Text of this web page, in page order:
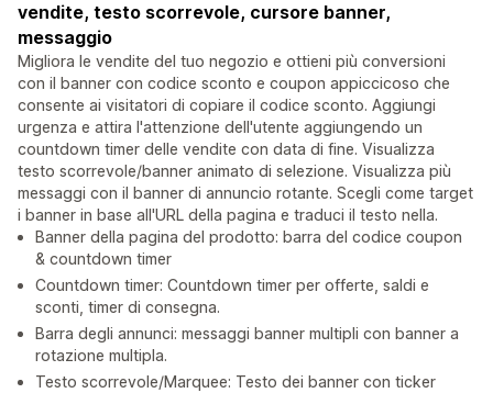
vendite, testo scorrevole, cursore banner,
messaggio
Migliora le vendite del tuo negozio e ottieni più conversioni
con il banner con codice sconto e coupon appiccicoso che
consente ai visitatori di copiare il codice sconto. Aggiungi
urgenza e attira l'attenzione dell'utente aggiungendo un
countdown timer delle vendite con data di fine. Visualizza
testo scorrevole/banner animato di selezione. Visualizza più
messaggi con il banner di annuncio rotante. Scegli come target
i banner in base all'URL della pagina e traduci il testo nella.
Banner della pagina del prodotto: barra del codice coupon
& countdown timer
Countdown timer: Countdown timer per offerte, saldi e
sconti, timer di consegna.
Barra degli annunci: messaggi banner multipli con banner a
rotazione multipla.
Testo scorrevole/Marquee: Testo dei banner con ticker